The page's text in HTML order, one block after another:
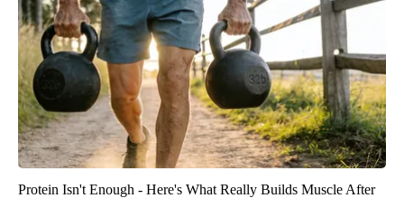
Protein Isn't Enough - Here's What Really Builds Muscle After